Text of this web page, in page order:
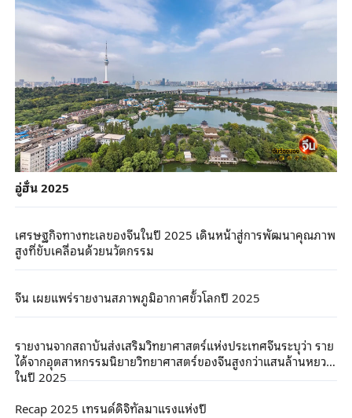
อู่ฮั่น 2025
เศรษฐกิจทางทะเลของจีนในปี 2025 เดินหน้าสู่การพัฒนาคุณภาพ
สูงที่ขับเคลื่อนด้วยนวัตกรรม
จีน เผยแพร่รายงานสภาพภูมิอากาศขั้วโลกปี 2025
รายงานจากสถาบันส่งเสริมวิทยาศาสตร์แห่งประเทศจีนระบุว่า ราย
ได้จากอุตสาหกรรมนิยายวิทยาศาสตร์ของจีนสูงกว่าแสนล้านหยวน
ในปี 2025
Recap 2025 เทรนด์ดิจิทัลมาแรงแห่งปี